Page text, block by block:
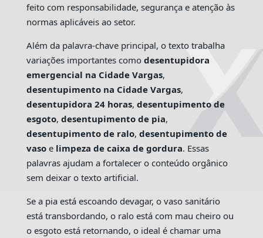
feito com responsabilidade, segurança e atenção às
normas aplicáveis ao setor.
Além da palavra-chave principal, o texto trabalha
variações importantes como desentupidora
emergencial na Cidade Vargas,
desentupimento na Cidade Vargas,
desentupidora 24 horas, desentupimento de
esgoto, desentupimento de pia,
desentupimento de ralo, desentupimento de
vasoe limpeza de caixa de gordura. Essas
palavras ajudam a fortalecer o conteúdo orgânico
sem deixar o texto artificial.
Se a pia está escoando devagar, o vaso sanitário
está transbordando, o ralo está com mau cheiro ou
o esgoto está retornando, o ideal é chamar uma